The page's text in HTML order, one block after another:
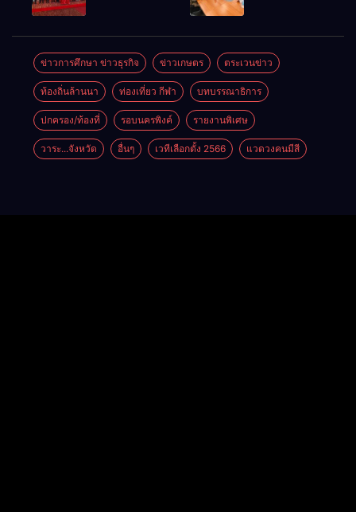
เขตครบ ย้ำจะ
กลับมาทวง
เก้าอี้คืน
ลบ.ม. ให้
เกษตรกว่า 1
แสนไร่
ข่าวการศึกษา ข่าวธุรกิจ ข่าวเกษตร ตระเวนข่าว
ท้องถิ่นล้านนา ท่องเที่ยว กีฬา บทบรรณาธิการ
ปกครอง/ท้องที่ รอบนครพิงค์ รายงานพิเศษ
วาระ...จังหวัด อื่นๆ เวทีเลือกตั้ง 2566 แวดวงคนมีสี